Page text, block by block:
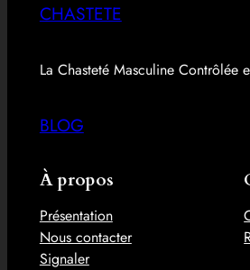
CHASTETE
La Chasteté Masculine Contrôlée
BLOG
À propos
Présentation
Nous contacter
Signaler